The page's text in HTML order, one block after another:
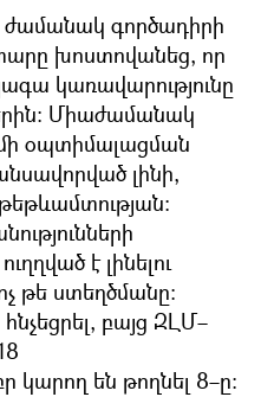
ժամանակ գործադիրի
խոստովանեց, որ
կառավարությունը
Միաժամանակ
օպտիմալացման
լինի,
է լինելու
թե ստեղծմանը։
բայց ԶԼՄ–
կարող են թողնել 8–ը։